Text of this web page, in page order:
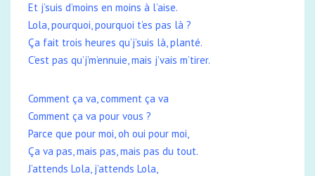
Et j’suis d’moins en moins à l’aise.
Lola, pourquoi, pourquoi t’es pas là ?
Ça fait trois heures qu’j’suis là, planté.
C’est pas qu’j’m’ennuie, mais j’vais m’tirer.
Comment ça va, comment ça va
Comment ça va pour vous ?
Parce que pour moi, oh oui pour moi,
Ça va pas, mais pas, mais pas du tout.
J’attends Lola, j’attends Lola,